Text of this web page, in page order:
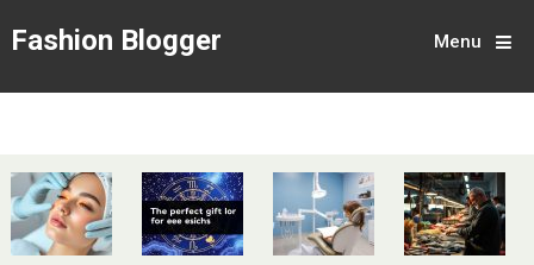
Fashion Blogger Menu